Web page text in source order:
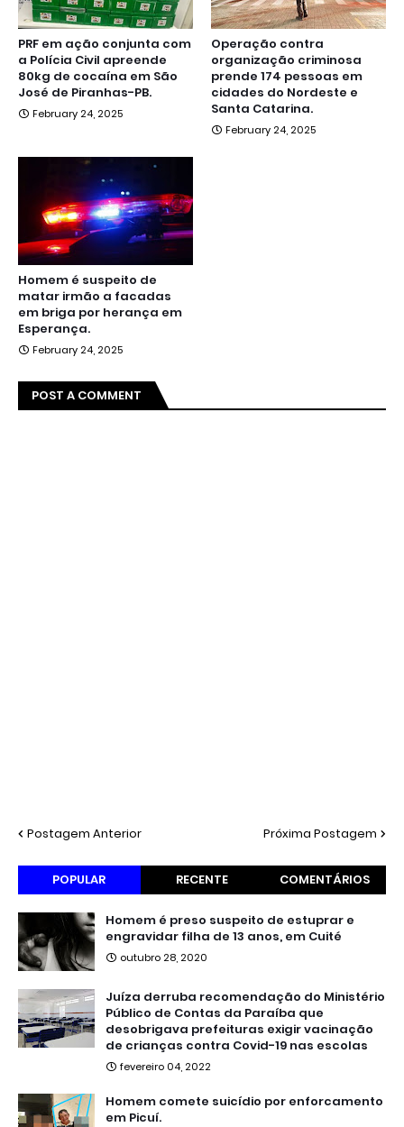
PRF em ação conjunta com
a Polícia Civil apreende
80kg de cocaína em São
José de Piranhas-PB.
February 24, 2025
Operação contra
organização criminosa
prende 174 pessoas em
cidades do Nordeste e
Santa Catarina.
February 24, 2025
Homem é suspeito de
matar irmão a facadas
em briga por herança em
Esperança.
February 24, 2025
POST A COMMENT
Postagem Anterior Próxima Postagem
POPULAR RECENTE COMENTÁRIOS
Homem é preso suspeito de estuprar e
engravidar filha de 13 anos, em Cuité
outubro 28, 2020
Juíza derruba recomendação do Ministério
Público de Contas da Paraíba que
desobrigava prefeituras exigir vacinação
de crianças contra Covid-19 nas escolas
fevereiro 04, 2022
Homem comete suicídio por enforcamento
em Picuí.